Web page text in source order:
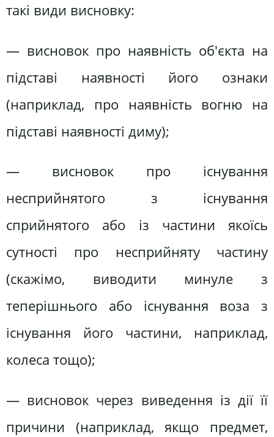
такі види висновку:
— висновок про наявність об'єкта на
підставі наявності його ознаки
(наприклад, про наявність вогню на
підставі наявності диму);
— висновок про існування
несприйнятого з існування
сприйнятого або із частини якоїсь
сутності про несприйняту частину
(скажімо, виводити минуле з
теперішнього або існування воза з
існування його частини, наприклад,
колеса тощо);
— висновок через виведення із дії її
причини (наприклад, якщо предмет,